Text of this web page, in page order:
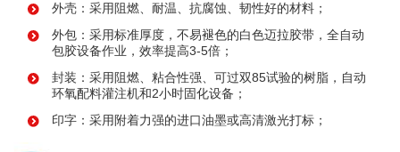
外壳：采用阻燃、耐温、抗腐蚀、韧性好的材料；
外包：采用标准厚度，不易褪色的白色迈拉胶带，全自动
包胶设备作业，效率提高3-5倍；
封装：采用阻燃、粘合性强、可过双85试验的树脂，自动
环氧配料灌注机和2小时固化设备；
印字：采用附着力强的进口油墨或高清激光打标；